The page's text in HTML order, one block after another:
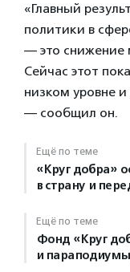
«Главный
политики в
— это снижение
Сейчас этот
низком уровне
— сообщил он.
Ещё по теме
«Круг добра»
в страну и
Ещё по теме
Фонд «Круг
и